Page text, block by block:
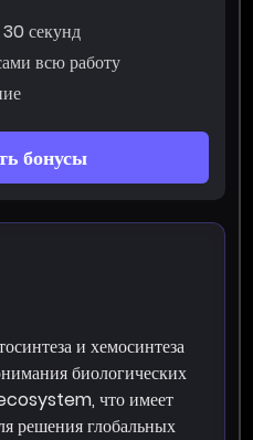
секунд
всю работу
бонусы
и хемосинтеза
биологических
что имеет
решения глобальных